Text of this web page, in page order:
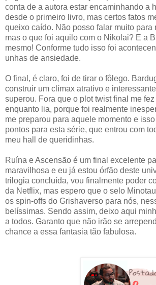
conta de a autora estar encaminhando a
desde o primeiro livro, mas certos fatos
queixo caído. Não posso falar muito para
mas o que foi aquilo com o Nikolai? E a
mesmo! Conforme tudo isso foi
unhas de ansiedade.
O final, é claro, foi de tirar o fôlego.
construir um clímax atrativo e
superou. Fora que o plot twist final me
enquanto lia, porque foi realmente
me preparou para aquele momento e
pontos para esta série, que entrou com
meu hall de queridinhas.
Ruína e Ascensão é um final excelente
maravilhosa e eu já estou órfão deste
trilogia concluída, vou finalmente poder
da Netflix, mas espero que o selo
os spin-offs do Grishaverso para nós,
belíssimas. Sendo assim, deixo aqui
a todos. Garanto que não irão se
chance a essa fantasia tão fabulosa.